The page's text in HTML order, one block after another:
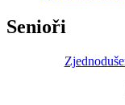
Senioři